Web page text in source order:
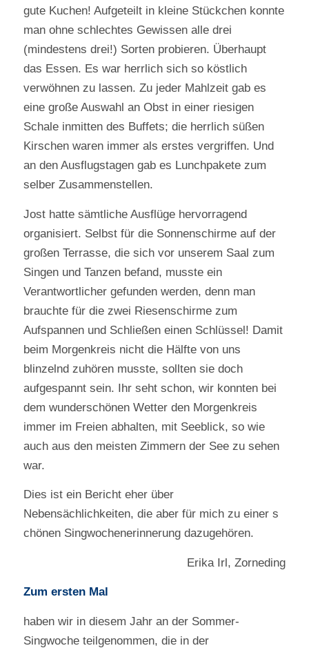
gute Kuchen! Aufgeteilt in kleine Stückchen konnte
man ohne schlechtes Gewissen alle drei
(mindestens drei!) Sorten probieren. Überhaupt
das Essen. Es war herrlich sich so köstlich
verwöhnen zu lassen. Zu jeder Mahlzeit gab es
eine große Auswahl an Obst in einer riesigen
Schale inmitten des Buffets; die herrlich süßen
Kirschen waren immer als erstes vergriffen. Und
an den Ausflugstagen gab es Lunchpakete zum
selber Zusammenstellen.
Jost hatte sämtliche Ausflüge hervorragend
organisiert. Selbst für die Sonnenschirme auf der
großen Terrasse, die sich vor unserem Saal zum
Singen und Tanzen befand, musste ein
Verantwortlicher gefunden werden, denn man
brauchte für die zwei Riesenschirme zum
Aufspannen und Schließen einen Schlüssel! Damit
beim Morgenkreis nicht die Hälfte von uns
blinzelnd zuhören musste, sollten sie doch
aufgespannt sein. Ihr seht schon, wir konnten bei
dem wunderschönen Wetter den Morgenkreis
immer im Freien abhalten, mit Seeblick, so wie
auch aus den meisten Zimmern der See zu sehen
war.
Dies ist ein Bericht eher über
Nebensächlichkeiten, die aber für mich zu einer s
chönen Singwochenerinnerung dazugehören.
Erika Irl, Zorneding
Zum ersten Mal
haben wir in diesem Jahr an der Sommer-
Singwoche teilgenommen, die in der